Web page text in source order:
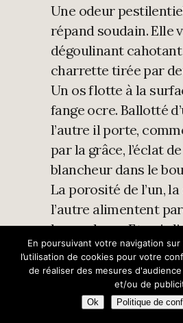
Une odeur
répand soudain. Elle
dégoulinant
charrette tirée par
Un os flotte à la
fange ocre. Ballotté
l’autre il porte,
par la grâce, l’éclat de
blancheur dans le
La porosité de l’un,
l’autre alimentent
les cochons. Et puis
coup, s’est dressé.
roues ont filé dans un
capoté, coulé d’un
a tout englouti,
En poursuivant votre navigation
l’utilisation de cookies pour votre
de réaliser des mesures
et/ou de
Ok Politique de